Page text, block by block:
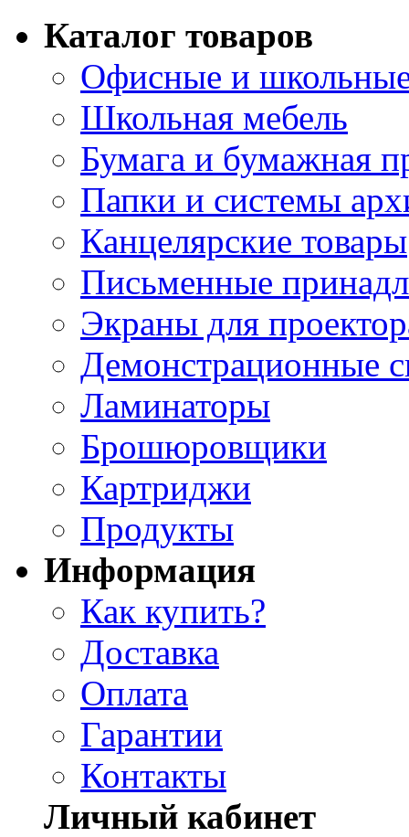
Каталог товаров
Офисные и
Школьная мебель
Бумага и бумажная
Папки и системы
Канцелярские товары
Письменные
Экраны для
Демонстрационные
Ламинаторы
Брошюровщики
Картриджи
Продукты
Информация
Как купить?
Доставка
Оплата
Гарантии
Контакты
Личный кабинет